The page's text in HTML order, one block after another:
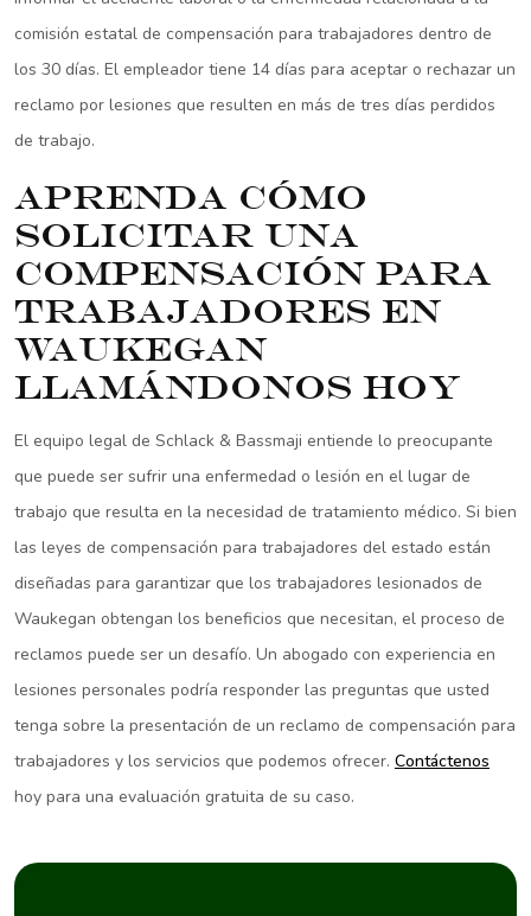
comisión estatal de compensación para trabajadores dentro de
los 30 días. El empleador tiene 14 días para aceptar o rechazar un
reclamo por lesiones que resulten en más de tres días perdidos
de trabajo.
Aprenda cómo
solicitar una
compensación para
trabajadores en
Waukegan
llamándonos hoy
El equipo legal de Schlack & Bassmaji entiende lo preocupante
que puede ser sufrir una enfermedad o lesión en el lugar de
trabajo que resulta en la necesidad de tratamiento médico. Si bien
las leyes de compensación para trabajadores del estado están
diseñadas para garantizar que los trabajadores lesionados de
Waukegan obtengan los beneficios que necesitan, el proceso de
reclamos puede ser un desafío. Un abogado con experiencia en
lesiones personales podría responder las preguntas que usted
tenga sobre la presentación de un reclamo de compensación para
trabajadores y los servicios que podemos ofrecer. Contáctenos
hoy para una evaluación gratuita de su caso.